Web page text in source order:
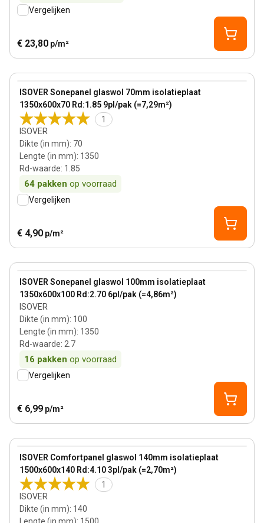
Vergelijken
€ 23,80 p/m²
ISOVER Sonepanel glaswol 70mm isolatieplaat
1350x600x70 Rd:1.85 9pl/pak (=7,29m²)
1
ISOVER
Dikte (in mm): 70
Lengte (in mm): 1350
Rd-waarde: 1.85
64 pakken op voorraad
View product
Vergelijken
€ 4,90 p/m²
ISOVER Sonepanel glaswol 100mm isolatieplaat
1350x600x100 Rd:2.70 6pl/pak (=4,86m²)
ISOVER
Dikte (in mm): 100
Lengte (in mm): 1350
Rd-waarde: 2.7
16 pakken op voorraad
View product
Vergelijken
€ 6,99 p/m²
ISOVER Comfortpanel glaswol 140mm isolatieplaat
1500x600x140 Rd:4.10 3pl/pak (=2,70m²)
1
ISOVER
Dikte (in mm): 140
Lengte (in mm): 1500
View product